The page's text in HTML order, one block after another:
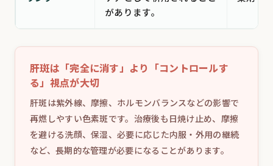
があります。
肝斑は「完全に消す」より「コントロールす
る」視点が大切
肝斑は紫外線、摩擦、ホルモンバランスなどの影響で
再燃しやすい色素斑です。治療後も日焼け止め、摩擦
を避ける洗顔、保湿、必要に応じた内服・外用の継続
など、長期的な管理が必要になることがあります。